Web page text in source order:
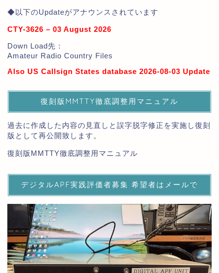
◆以下のUpdateがアナウンスされています
CTY-3626 – 03 August 2026
Down Load先：
Amateur Radio Country Files
Also US Callsign States database 2026-08-03 Update
復刻版MMTTY徹底調整用マニュアル
過去に作成した内容の見直しと誤字脱字修正を実施し復刻
版として再公開致します。
復刻版MMTTY徹底調整用マニュアル
デジタルAPF実践評価者募集 希望者はメールで